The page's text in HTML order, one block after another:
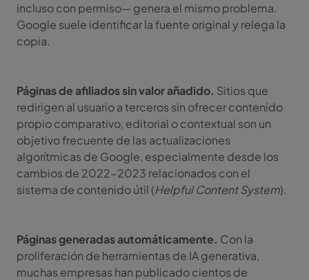
incluso con permiso— genera el mismo problema.
Google suele identificar la fuente original y relega la
copia.
Páginas de afiliados sin valor añadido. Sitios que
redirigen al usuario a terceros sin ofrecer contenido
propio comparativo, editorial o contextual son un
objetivo frecuente de las actualizaciones
algorítmicas de Google, especialmente desde los
cambios de 2022-2023 relacionados con el
sistema de contenido útil (Helpful Content System).
Páginas generadas automáticamente. Con la
proliferación de herramientas de IA generativa,
muchas empresas han publicado cientos de